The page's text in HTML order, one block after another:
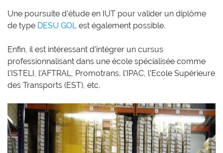
Une poursuite d’étude en IUT pour valider un diplôme
de type DESU GOLest également possible.
Enfin, il est intéressant d’intégrer un cursus
professionnalisant dans une école spécialisée comme
l’ISTELI, l’AFTRAL, Promotrans, l’IPAC, l’Ecole Supérieure
des Transports (EST), etc.